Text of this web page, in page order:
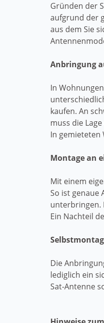
Gründen der
aufgrund der
aus dem Sie
Anbringung
In
kaufen. An
muss die
In gemieteten
Montage an
Mit einem
So ist genaue
unterbringen.
Ein Nachteil
Die
lediglich ein
Sat-Antenne